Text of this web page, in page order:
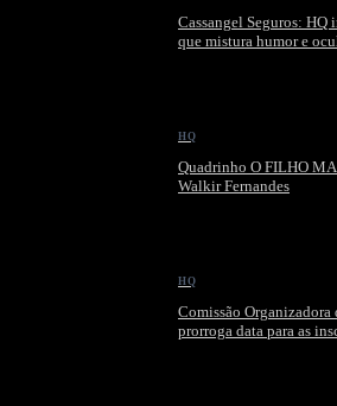
Cassangel Seguros: HQ
que mistura humor e
HQ
Quadrinho O FILHO
Walkir Fernandes
HQ
Comissão
prorroga data para as